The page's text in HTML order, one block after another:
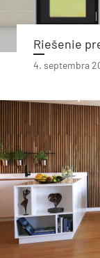
Riešenie
4. septembra